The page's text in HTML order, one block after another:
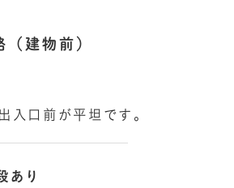
（建物前）
入口前が平坦です。
あり